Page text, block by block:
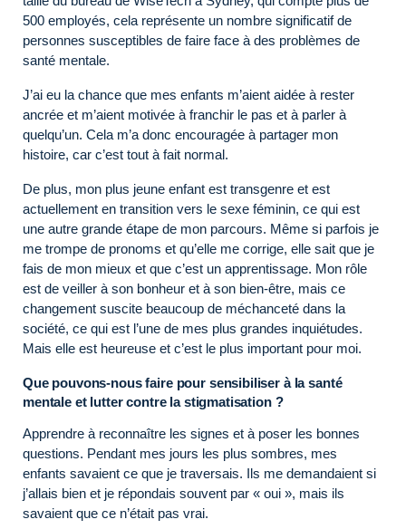
500 employés, cela représente un nombre significatif de
personnes susceptibles de faire face à des problèmes de
santé mentale.
J’ai eu la chance que mes enfants m’aient aidée à rester
ancrée et m’aient motivée à franchir le pas et à parler à
quelqu’un. Cela m’a donc encouragée à partager mon
histoire, car c’est tout à fait normal.
De plus, mon plus jeune enfant est transgenre et est
actuellement en transition vers le sexe féminin, ce qui est
une autre grande étape de mon parcours. Même si parfois je
me trompe de pronoms et qu’elle me corrige, elle sait que je
fais de mon mieux et que c’est un apprentissage. Mon rôle
est de veiller à son bonheur et à son bien-être, mais ce
changement suscite beaucoup de méchanceté dans la
société, ce qui est l’une de mes plus grandes inquiétudes.
Mais elle est heureuse et c’est le plus important pour moi.
Que pouvons-nous faire pour sensibiliser à la santé
mentale et lutter contre la stigmatisation ?
Apprendre à reconnaître les signes et à poser les bonnes
questions. Pendant mes jours les plus sombres, mes
enfants savaient ce que je traversais. Ils me demandaient si
j’allais bien et je répondais souvent par « oui », mais ils
savaient que ce n’était pas vrai.